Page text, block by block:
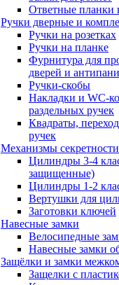
Ответные планки
Ручки дверные и
Ручки на розетках
Ручки на планке
Фурнитура для
дверей и
Ручки-скобы
Накладки и WC-
раздельных ручек
Квадраты,
ручек
Механизмы секретности
Цилиндры 3-4
защищенные)
Цилиндры 1-2
Вертушки для
Заготовки ключей
Навесные замки
Велосипедные
Навесные замки
Защёлки и замки
Защелки с